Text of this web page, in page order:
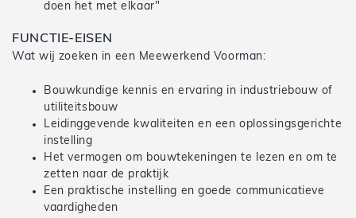
doen het met elkaar"
FUNCTIE-EISEN
Wat wij zoeken in een Meewerkend Voorman:
Bouwkundige kennis en ervaring in industriebouw of
utiliteitsbouw
Leidinggevende kwaliteiten en een oplossingsgerichte
instelling
Het vermogen om bouwtekeningen te lezen en om te
zetten naar de praktijk
Een praktische instelling en goede communicatieve
vaardigheden